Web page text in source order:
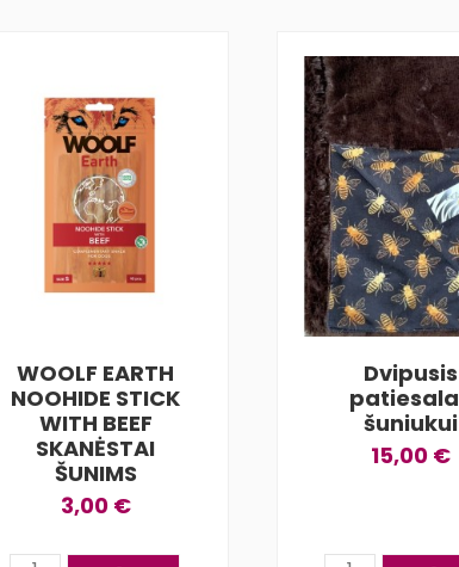
WOOLF EARTH
NOOHIDE STICK
WITH BEEF
SKANĖSTAI
ŠUNIMS
3,00 €
Dvipusis
šuniukui
15,00 €